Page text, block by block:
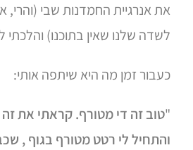
את אנרגיית החמדנות שבי (והרי,
לשדה שלנו שאין בתוכנו) והלכתי
כעבור זמן מה היא שיתפה אותי:
"טוב זה די מטורף. קראתי את
והתחיל לי רטט מטורף בגוף ,